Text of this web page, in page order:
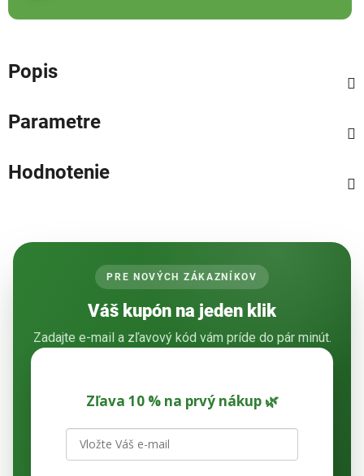
Popis
Parametre
Hodnotenie
PRE NOVÝCH ZÁKAZNÍKOV
Váš kupón na jeden klik
Zadajte e-mail a zľavový kód vám príde do pár minút.
Zľava 10 % na prvý nákup 🌿